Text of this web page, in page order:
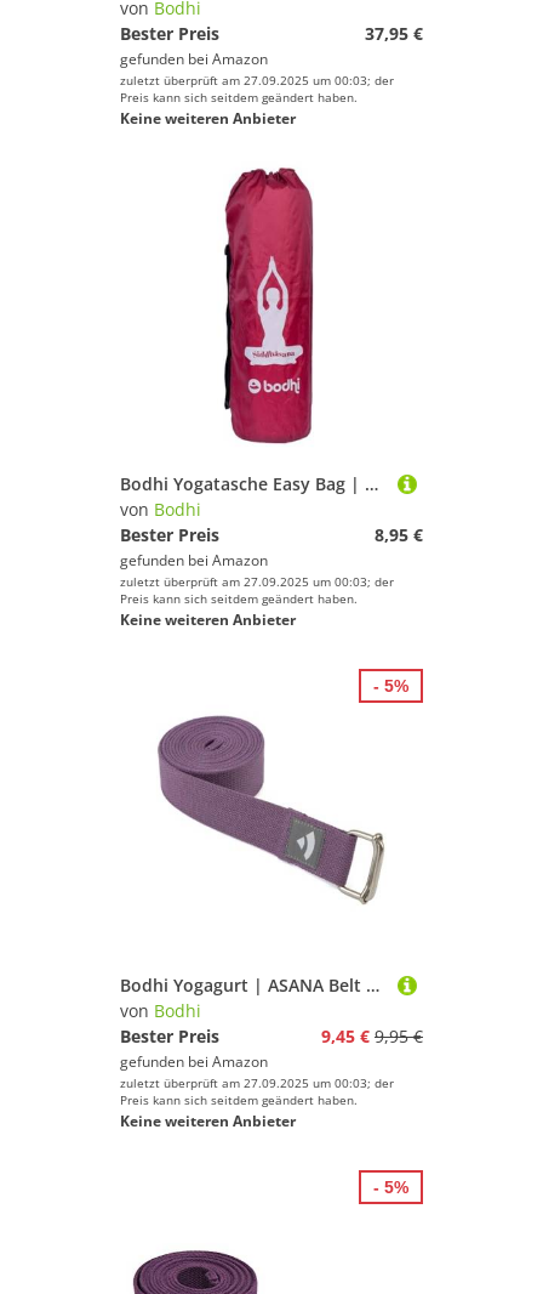
von Bodhi
Bester Preis
37,95 €
gefunden bei Amazon
zuletzt überprüft am 27.09.2025 um 00:03; der
Preis kann sich seitdem geändert haben.
Keine weiteren Anbieter
Bodhi Yogatasche Easy Bag | Tasche für Schurwollmatten & Yogamatten | Yogamatten-Tasche im XL-Format | Sporttasche für Yoga mit Design-Print | aubergine, 75 cm
von Bodhi
Bester Preis
8,95 €
gefunden bei Amazon
zuletzt überprüft am 27.09.2025 um 00:03; der
Preis kann sich seitdem geändert haben.
Keine weiteren Anbieter
Bodhi Yogagurt | ASANA Belt aus 100% Baumwolle | Praktisches Yoga-Zubehör zur Dehnung | Yoga-Gurt mit Schiebeschnalle aus Metall | Anfänger & Fortgeschrittene | 250 x 3,8 cm (violett)
von Bodhi
Bester Preis
9,45 € 9,95 €
gefunden bei Amazon
zuletzt überprüft am 27.09.2025 um 00:03; der
Preis kann sich seitdem geändert haben.
Keine weiteren Anbieter
- 5%
- 5%